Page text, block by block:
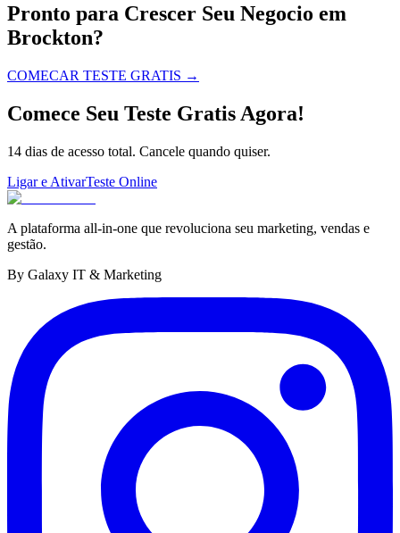
Pronto para Crescer Seu Negocio em
Brockton?
COMECAR TESTE GRATIS →
Comece Seu Teste Gratis Agora!
14 dias de acesso total. Cancele quando quiser.
Ligar e AtivarTeste Online
A plataforma all-in-one que revoluciona seu marketing, vendas e
gestão.
By Galaxy IT & Marketing